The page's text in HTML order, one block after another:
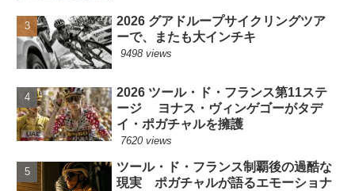
2026 グアドループサイクリングツア
ーで、またも大インチキ
9498 views
2026 ツール・ド・フランス第11ステ
ージ ヨナス・ヴィンゲゴーがタデ
イ・ポガチャルを擁護
7620 views
ツール・ド・フランス制覇後の過酷な
現実 ポガチャルが語るエモーショナ